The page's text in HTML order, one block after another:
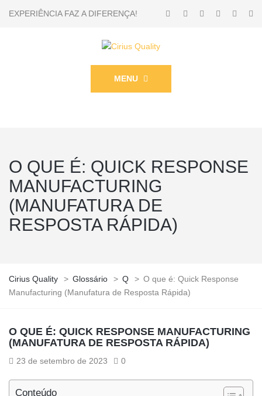
EXPERIÊNCIA FAZ A DIFERENÇA!
MENU
O QUE É: QUICK RESPONSE
MANUFACTURING
(MANUFATURA DE
RESPOSTA RÁPIDA)
Cirius Quality > Glossário > Q > O que é: Quick Response
Manufacturing (Manufatura de Resposta Rápida)
O QUE É: QUICK RESPONSE MANUFACTURING
(MANUFATURA DE RESPOSTA RÁPIDA)
23 de setembro de 2023 0
Conteúdo